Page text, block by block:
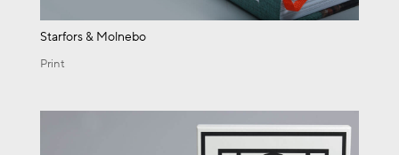
Starfors & Molnebo
Print